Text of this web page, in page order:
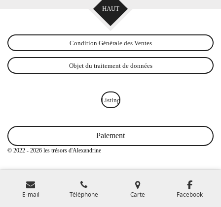
HAUT
Condition Générale des Ventes
Objet du traitement de données
Listing
Paiement
© 2022 - 2026 les trésors d'Alexandrine
E-mail Téléphone Carte Facebook